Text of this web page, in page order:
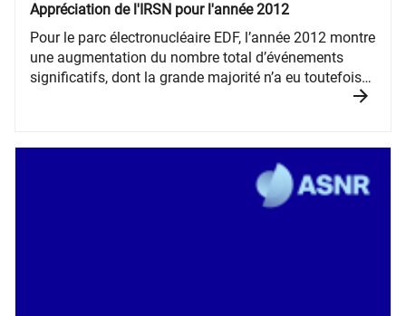
Appréciation de l'IRSN pour l'année 2012
Pour le parc électronucléaire EDF, l’année 2012 montre
une augmentation du nombre total d’événements
significatifs, dont la grande majorité n’a eu toutefois